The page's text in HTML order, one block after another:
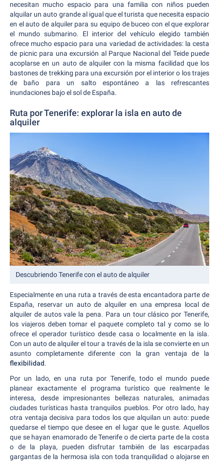
necesitan mucho espacio para una familia con niños pueden
alquilar un auto grande al igual que el turista que necesita espacio
en el auto de alquiler para su equipo de buceo con el que explorar
el mundo submarino. El interior del vehículo elegido también
ofrece mucho espacio para una variedad de actividades: la cesta
de picnic para una excursión al Parque Nacional del Teide puede
acoplarse en un auto de alquiler con la misma facilidad que los
bastones de trekking para una excursión por el interior o los trajes
de baño para un salto espontáneo a las refrescantes
inundaciones bajo el sol de España.
Ruta por Tenerife: explorar la isla en auto de
alquiler
Descubriendo Tenerife con el auto de alquiler
Especialmente en una ruta a través de esta encantadora parte de
España, reservar un auto de alquiler en una empresa local de
alquiler de autos vale la pena. Para un tour clásico por Tenerife,
los viajeros deben tomar el paquete completo tal y como se lo
ofrece el operador turístico desde casa o localmente en la isla.
Con un auto de alquiler el tour a través de la isla se convierte en un
asunto completamente diferente con la gran ventaja de la
flexibilidad.
Por un lado, en una ruta por Tenerife, todo el mundo puede
planear exactamente el programa turístico que realmente le
interesa, desde impresionantes bellezas naturales, animadas
ciudades turísticas hasta tranquilos pueblos. Por otro lado, hay
otra ventaja decisiva para todos los que alquilan un auto: puede
quedarse el tiempo que desee en el lugar que le guste. Aquellos
que se hayan enamorado de Tenerife o de cierta parte de la costa
o de la playa, pueden disfrutar también de las escarpadas
gargantas de la hermosa isla con toda tranquilidad o alojarse en